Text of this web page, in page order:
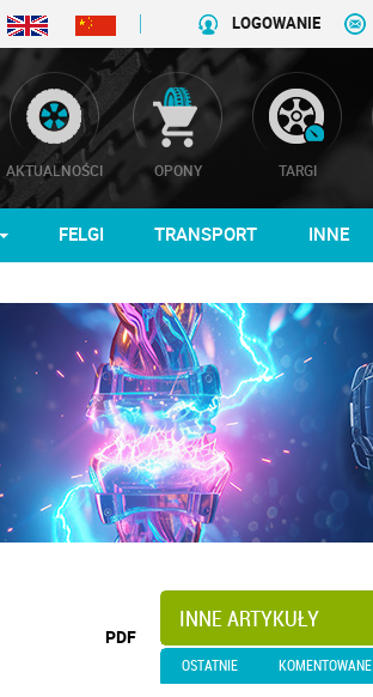
LOGOWANIE
AKTUALNOŚCI OPONY TARGI
FELGI TRANSPORT INNE
wydrukuj
podstronę
PDF
INNE ARTYKUŁY
OSTATNIE KOMENTOWANE